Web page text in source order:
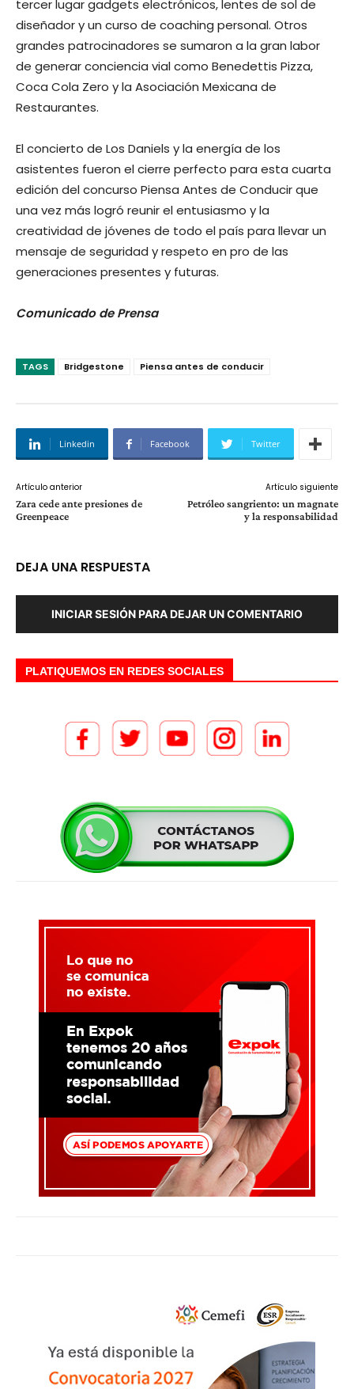
tercer lugar gadgets electrónicos, lentes de sol de
diseñador y un curso de coaching personal. Otros
grandes patrocinadores se sumaron a la gran labor
de generar conciencia vial como Benedettis Pizza,
Coca Cola Zero y la Asociación Mexicana de
Restaurantes.
El concierto de Los Daniels y la energía de los
asistentes fueron el cierre perfecto para esta cuarta
edición del concurso Piensa Antes de Conducir que
una vez más logró reunir el entusiasmo y la
creatividad de jóvenes de todo el país para llevar un
mensaje de seguridad y respeto en pro de las
generaciones presentes y futuras.
Comunicado de Prensa
TAGS Bridgestone Piensa antes de conducir
Linkedin Facebook Twitter
Artículo anterior
Zara cede ante presiones de
Greenpeace
Artículo siguiente
Petróleo sangriento: un magnate
y la responsabilidad
DEJA UNA RESPUESTA
INICIAR SESIÓN PARA DEJAR UN COMENTARIO
PLATIQUEMOS EN REDES SOCIALES